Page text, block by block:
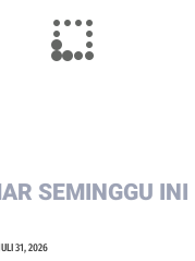
SEMINGGU INI
31, 2026